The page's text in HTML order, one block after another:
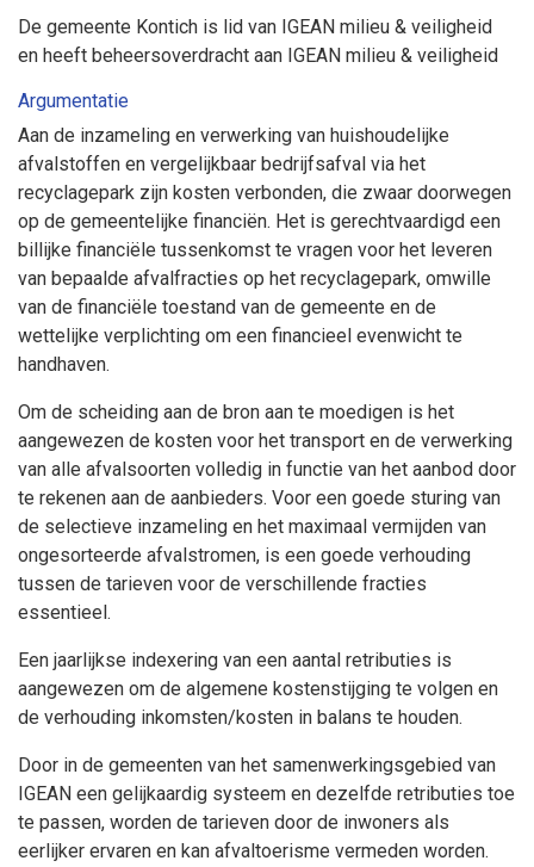
De gemeente Kontich is lid van IGEAN milieu & veiligheid
en heeft beheersoverdracht aan IGEAN milieu & veiligheid
Argumentatie
Aan de inzameling en verwerking van huishoudelijke
afvalstoffen en vergelijkbaar bedrijfsafval via het
recyclagepark zijn kosten verbonden, die zwaar doorwegen
op de gemeentelijke financiën. Het is gerechtvaardigd een
billijke financiële tussenkomst te vragen voor het leveren
van bepaalde afvalfracties op het recyclagepark, omwille
van de financiële toestand van de gemeente en de
wettelijke verplichting om een financieel evenwicht te
handhaven.
Om de scheiding aan de bron aan te moedigen is het
aangewezen de kosten voor het transport en de verwerking
van alle afvalsoorten volledig in functie van het aanbod door
te rekenen aan de aanbieders. Voor een goede sturing van
de selectieve inzameling en het maximaal vermijden van
ongesorteerde afvalstromen, is een goede verhouding
tussen de tarieven voor de verschillende fracties
essentieel.
Een jaarlijkse indexering van een aantal retributies is
aangewezen om de algemene kostenstijging te volgen en
de verhouding inkomsten/kosten in balans te houden.
Door in de gemeenten van het samenwerkingsgebied van
IGEAN een gelijkaardig systeem en dezelfde retributies toe
te passen, worden de tarieven door de inwoners als
eerlijker ervaren en kan afvaltoerisme vermeden worden.